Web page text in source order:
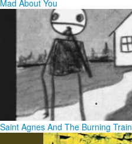
Mad About You
Saint Agnes And The Burning Train